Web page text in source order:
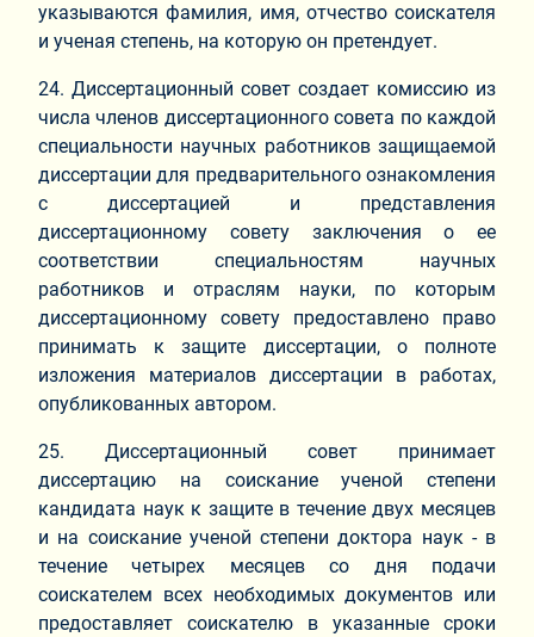
указываются фамилия, имя, отчество соискателя
и ученая степень, на которую он претендует.
24. Диссертационный совет создает комиссию из
числа членов диссертационного совета по каждой
специальности научных работников защищаемой
диссертации для предварительного ознакомления
с диссертацией и представления
диссертационному совету заключения о ее
соответствии специальностям научных
работников и отраслям науки, по которым
диссертационному совету предоставлено право
принимать к защите диссертации, о полноте
изложения материалов диссертации в работах,
опубликованных автором.
25. Диссертационный совет принимает
диссертацию на соискание ученой степени
кандидата наук к защите в течение двух месяцев
и на соискание ученой степени доктора наук - в
течение четырех месяцев со дня подачи
соискателем всех необходимых документов или
предоставляет соискателю в указанные сроки